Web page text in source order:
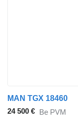
MAN TGX 18460
24 500 € Be PVM